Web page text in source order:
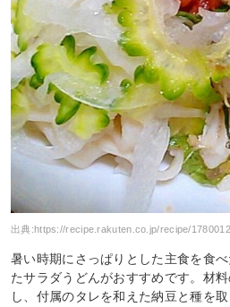
出典:https://recipe.rakuten.co.jp/recipe/
暑い時期にさっぱりとした主食を食
たサラダうどんがおすすめです。材
し、付属のタレを和えた納豆と種を